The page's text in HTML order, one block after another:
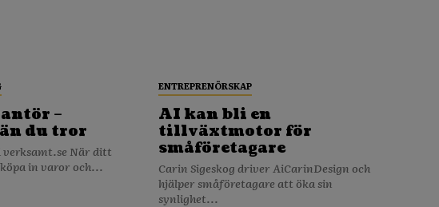
–
du tror
När ditt
in varor och...
ENTREPRENÖRSKAP
AI kan bli en
tillväxtmotor för
småföretagare
Carin Sigeskog driver AiCarinDesign och
hjälper småföretagare att öka sin
synlighet...